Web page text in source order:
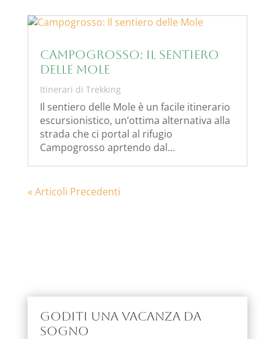
Campogrosso: Il sentiero
delle Mole
Itinerari di Trekking
Il sentiero delle Mole è un facile itinerario
escursionistico, un’ottima alternativa alla
strada che ci portal al rifugio
Campogrosso aprtendo dal…
« Articoli Precedenti
Goditi una vacanza da
sogno